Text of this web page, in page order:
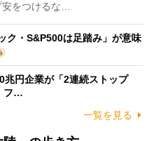
安をつけるな…
ク・S&P500は足踏み」が意味
兆円企業が「2連続ストップ
フ…
一覧を見る